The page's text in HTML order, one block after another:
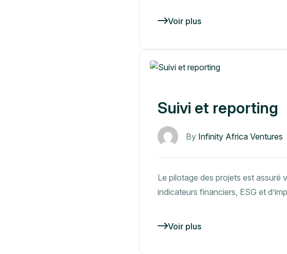
Voir plus
Suivi et reporting
By Infinity Africa Ventures
Le pilotage des projets est assuré
indicateurs financiers, ESG et
Voir plus